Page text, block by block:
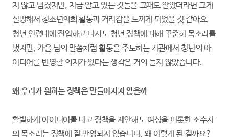
지 않고 넘겼지만, 지금 알고 있는 것들을 그때도 알았더라면 크게
실망해서 청소년의회 활동과 거리감을 느끼게 되었을 것 같아요.
청년 연령대에 진입하고 나서도 청년 정책에 대해 꾸준히 목소리를
냈지만, 가을 님의 말씀처럼 활동을 주도하는 기관에서 청년의 아
이디어를 반영할 의지가 있다는 생각은 거의 들지 않았습니다.
왜 우리가 원하는 정책은 만들어지지 않을까
활발하게 아이디어를 내고 정책을 제안해도 여성을 비롯한 소수자
의 목소리는 정책에 잘 반영되지 않습니다. 왜 이렇게 된 걸까요?